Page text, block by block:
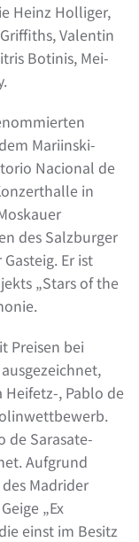
Heinz Holliger,
Valentin
Botinis, Mei-
Mariinski-
Nacional de
in
des Salzburger
Er ist
„Stars of the
Preisen bei
, Pablo de
de Sarasate-
Aufgrund
Madrider
„Ex
einst im Besitz